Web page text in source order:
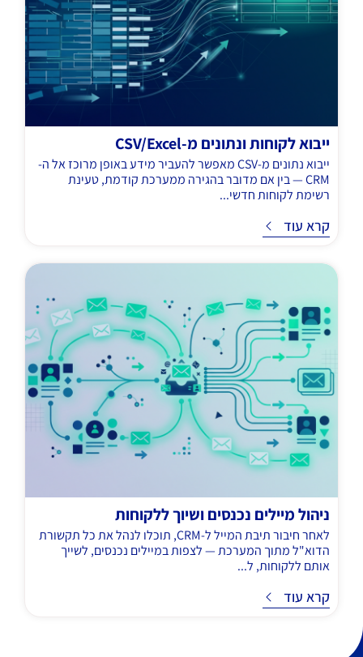
ייבוא לקוחות ונתונים מ-CSV/Excel
ייבוא נתונים מ-CSV מאפשר להעביר מידע באופן מרוכז אל ה-
CRM — בין אם מדובר בהגירה ממערכת קודמת, טעינת
רשימת לקוחות חדשי...
קרא עוד
ניהול מיילים נכנסים ושיוך ללקוחות
לאחר חיבור תיבת המייל ל-CRM, תוכלו לנהל את כל תקשורת
הדוא"ל מתוך המערכת — לצפות במיילים נכנסים, לשייך
אותם ללקוחות, ל...
קרא עוד